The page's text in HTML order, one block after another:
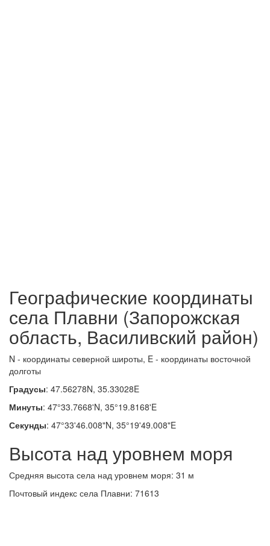
Географические координаты
села Плавни (Запорожская
область, Василивский район)
N - координаты северной широты, E - координаты восточной
долготы
Градусы: 47.56278N, 35.33028E
Минуты: 47°33.7668'N, 35°19.8168'E
Секунды: 47°33'46.008"N, 35°19'49.008"E
Высота над уровнем моря
Средняя высота села над уровнем моря: 31 м
Почтовый индекс села Плавни: 71613